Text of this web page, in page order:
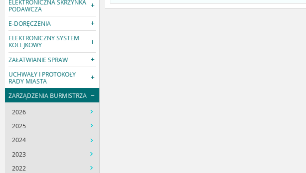
ELEKTRONICZNA SKRZYNKA
PODAWCZA
E-DORĘCZENIA
ELEKTRONICZNY SYSTEM
KOLEJKOWY
ZAŁATWIANIE SPRAW
UCHWAŁY I PROTOKOŁY
RADY MIASTA
ZARZĄDZENIA BURMISTRZA
2026
2025
2024
2023
2022